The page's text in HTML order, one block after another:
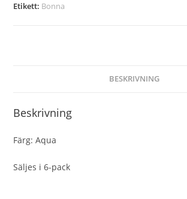
Etikett: Bonna
BESKRIVNING
Beskrivning
Färg: Aqua
Säljes i 6-pack